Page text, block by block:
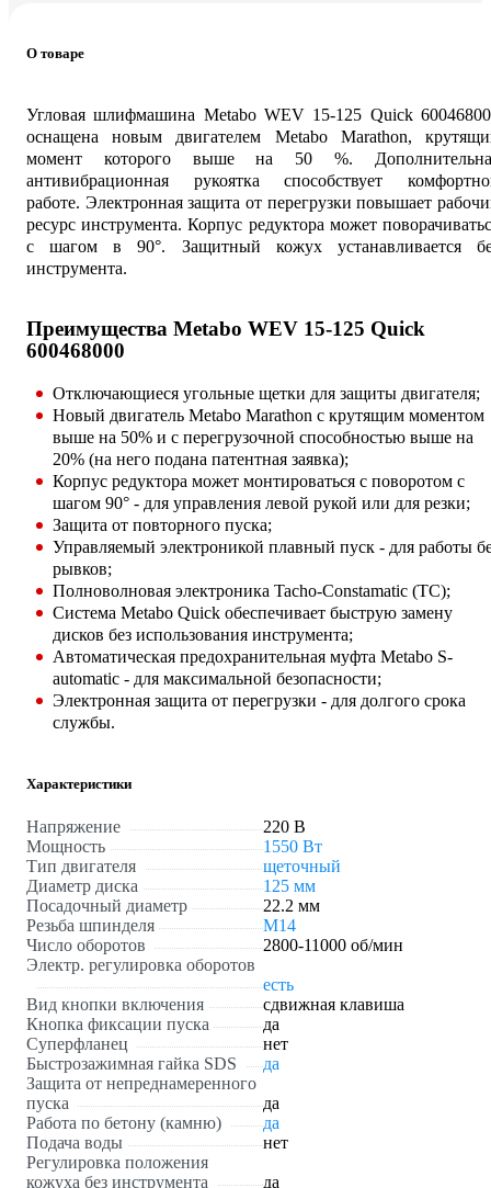
О товаре
Угловая шлифмашина Metabo WEV 15-125 Quick
оснащена новым двигателем Metabo Marathon,
момент которого выше на 50 %.
антивибрационная рукоятка способствует
работе. Электронная защита от перегрузки повышает
ресурс инструмента. Корпус редуктора может
с шагом в 90°. Защитный кожух устанавливается
инструмента.
Преимущества Metabo WEV 15-125 Quick
600468000
Отключающиеся угольные щетки для защиты двигателя;
Новый двигатель Metabo Marathon с крутящим моментом
выше на 50% и с перегрузочной способностью выше на
20% (на него подана патентная заявка);
Корпус редуктора может монтироваться с поворотом с
шагом 90° - для управления левой рукой или для резки;
Защита от повторного пуска;
Управляемый электроникой плавный пуск - для работы
рывков;
Полноволновая электроника Tacho-Constamatic (TC);
Система Metabo Quick обеспечивает быструю замену
дисков без использования инструмента;
Автоматическая предохранительная муфта Metabo S-
automatic - для максимальной безопасности;
Электронная защита от перегрузки - для долгого срока
службы.
Характеристики
Напряжение
220 В
Мощность
1550 Вт
Тип двигателя
щеточный
Диаметр диска
125 мм
Посадочный диаметр
22.2 мм
Резьба шпинделя
М14
Число оборотов
2800-11000 об/мин
Электр. регулировка оборотов
есть
Вид кнопки включения
сдвижная клавиша
Кнопка фиксации пуска
да
Суперфланец
нет
Быстрозажимная гайка SDS
да
Защита от непреднамеренного
пуска
да
Работа по бетону (камню)
да
Подача воды
нет
Регулировка положения
кожуха без инструмента
да